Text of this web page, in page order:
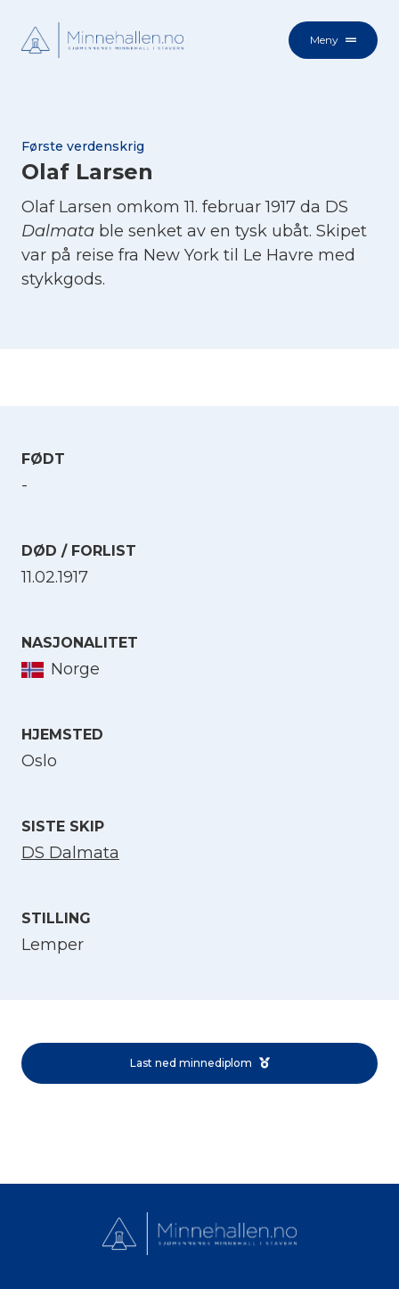
Meny
Første verdenskrig
Olaf Larsen
Olaf Larsen omkom 11. februar 1917 da DS
Dalmata ble senket av en tysk ubåt. Skipet
var på reise fra New York til Le Havre med
stykkgods.
FØDT
-
DØD / FORLIST
11.02.1917
NASJONALITET
Norge
HJEMSTED
Oslo
SISTE SKIP
DS Dalmata
STILLING
Lemper
Last ned minnediplom
Norsk bokmål